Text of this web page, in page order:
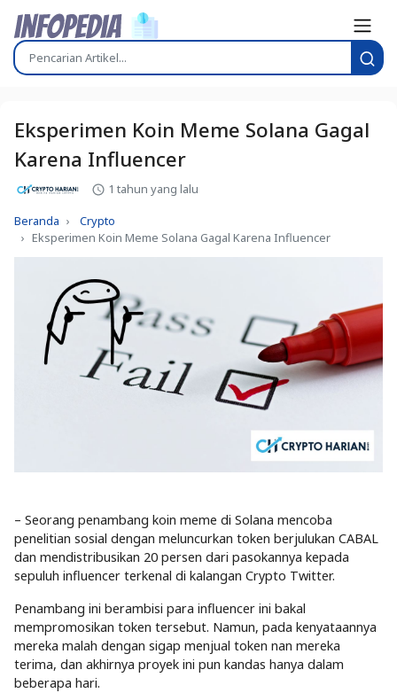
Eksperimen Koin Meme Solana Gagal
Karena Influencer
1 tahun yang lalu
Beranda
Crypto
Eksperimen Koin Meme Solana Gagal Karena Influencer
– Seorang penambang koin meme di Solana mencoba
penelitian sosial dengan meluncurkan token berjulukan CABAL
dan mendistribusikan 20 persen dari pasokannya kepada
sepuluh influencer terkenal di kalangan Crypto Twitter.
Penambang ini berambisi para influencer ini bakal
mempromosikan token tersebut. Namun, pada kenyataannya
mereka malah dengan sigap menjual token nan mereka
terima, dan akhirnya proyek ini pun kandas hanya dalam
beberapa hari.